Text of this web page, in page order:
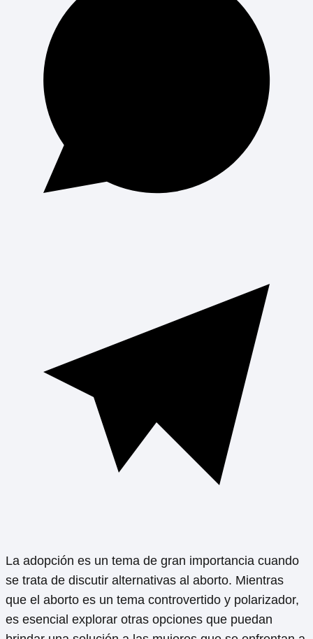
La adopción es un tema de gran importancia cuando
se trata de discutir alternativas al aborto. Mientras
que el aborto es un tema controvertido y polarizador,
es esencial explorar otras opciones que puedan